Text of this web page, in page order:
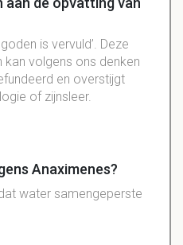
is vervuld’. Deze
volgens ons denken
en overstijgt
of zijnsleer.
Anaximenes?
water samengeperste